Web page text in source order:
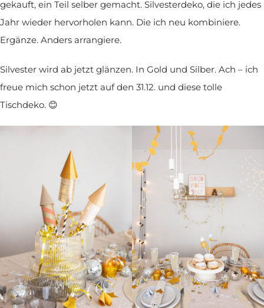
gekauft, ein Teil selber gemacht. Silvesterdeko, die ich jedes
Jahr wieder hervorholen kann. Die ich neu kombiniere.
Ergänze. Anders arrangiere.
Silvester wird ab jetzt glänzen. In Gold und Silber. Ach – ich
freue mich schon jetzt auf den 31.12. und diese tolle
Tischdeko. 😊